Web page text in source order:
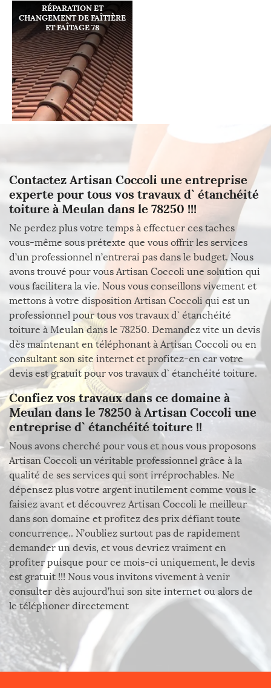
RÉPARATION ET
CHANGEMENT DE FAÎTIÈRE
ET FAÎTAGE 78
Contactez Artisan Coccoli une entreprise
experte pour tous vos travaux d` étanchéité
toiture à Meulan dans le 78250 !!!
Ne perdez plus votre temps à effectuer ces taches
vous-même sous prétexte que vous offrir les services
d’un professionnel n’entrerai pas dans le budget. Nous
avons trouvé pour vous Artisan Coccoli une solution qui
vous facilitera la vie. Nous vous conseillons vivement et
mettons à votre disposition Artisan Coccoli qui est un
professionnel pour tous vos travaux d` étanchéité
toiture à Meulan dans le 78250. Demandez vite un devis
dès maintenant en téléphonant à Artisan Coccoli ou en
consultant son site internet et profitez-en car votre
devis est gratuit pour vos travaux d` étanchéité toiture.
Confiez vos travaux dans ce domaine à
Meulan dans le 78250 à Artisan Coccoli une
entreprise d` étanchéité toiture !!
Nous avons cherché pour vous et nous vous proposons
Artisan Coccoli un véritable professionnel grâce à la
qualité de ses services qui sont irréprochables. Ne
dépensez plus votre argent inutilement comme vous le
faisiez avant et découvrez Artisan Coccoli le meilleur
dans son domaine et profitez des prix défiant toute
concurrence.. N’oubliez surtout pas de rapidement
demander un devis, et vous devriez vraiment en
profiter puisque pour ce mois-ci uniquement, le devis
est gratuit !!! Nous vous invitons vivement à venir
consulter dès aujourd’hui son site internet ou alors de
le téléphoner directement